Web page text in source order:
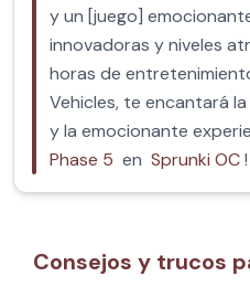
y un [juego]
innovadoras y niveles
horas de
Vehicles, te encantará
y la emocionante
Phase 5 en Sprunki OC!
Consejos y trucos